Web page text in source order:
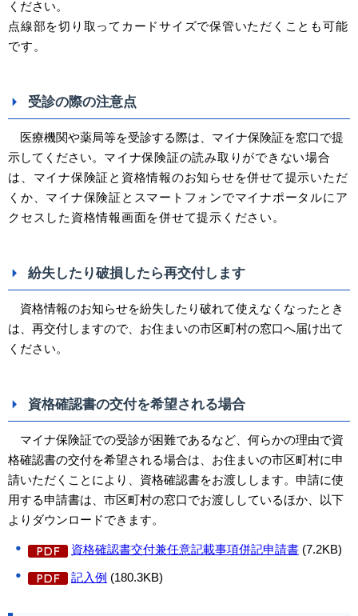
ください。
点線部を切り取ってカードサイズで保管いただくこと も可能
です。
受診の際の注意点
医療機関や薬局等を受診する際は、マイナ保険証を窓口で提
示してください。 マイナ保険証の読み取りができない場合
は、マイナ保険証と資格情報のお知らせを併せて提示いただ
くか、マイナ保険証とスマートフォンでマイナポータルにア
クセスした資格情報画面を併せて提示ください。
紛失したり破損したら再交付します
資格情報のお知らせを紛失したり破れて使えなくなったとき
は、再交付しますので、お住まいの市区町村の窓口へ届け出て
ください。
資格確認書の交付を希望される場合
マイナ保険証での受診が困難であるなど、何らかの理由で資
格確認書の交付を希望される場合は、お住まいの市区町村に申
請いただくことにより、資格確認書をお渡しします。申請に使
用する申請書は、市区町村の窓口でお渡ししているほか、以下
よりダウンロードできます。
資格確認書交付兼任意記載事項併記申請書 (7.2KB)
記入例 (180.3KB)